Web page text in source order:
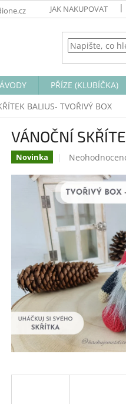
JAK NAKUPOVAT
PŘÍZE (KLUBÍČKA)
BALIUS- TVOŘIVÝ BOX
VÁNOČNÍ
Novinka
Průměrné
produktu
je
0,0
z
5
hvězdiček.